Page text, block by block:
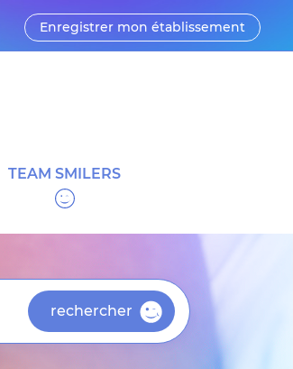
Enregistrer mon établissement
TEAM SMILERS